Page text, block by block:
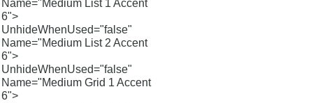
Name="Medium List 1 Accent
6">
UnhideWhenUsed="false"
Name="Medium List 2 Accent
6">
UnhideWhenUsed="false"
Name="Medium Grid 1 Accent
6">